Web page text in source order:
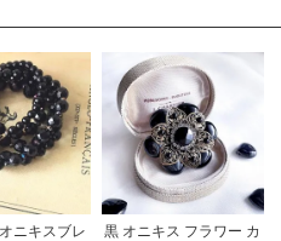
ニキスブレ
黒 オニキス フラワー カ